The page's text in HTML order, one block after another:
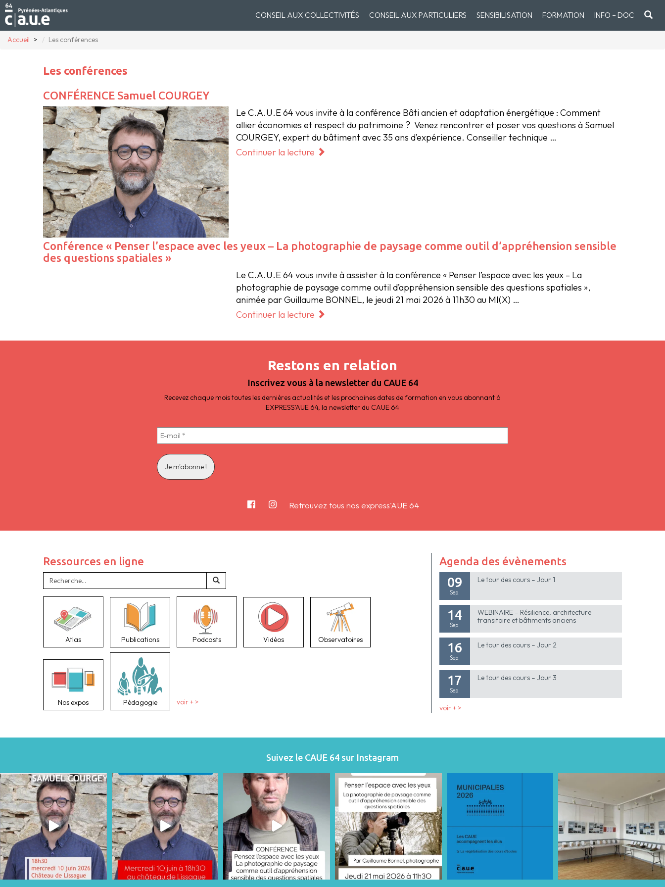
CONSEIL AUX COLLECTIVITÉS CONSEIL AUX PARTICULIERS SENSIBILISATION FORMATION INFO – DOC
Accueil Les conférences
Les conférences
CONFÉRENCE Samuel COURGEY
Le C.A.U.E 64 vous invite à la conférence Bâti ancien et adaptation énergétique : Comment
allier économies et respect du patrimoine ? Venez rencontrer et poser vos questions à Samuel
COURGEY, expert du bâtiment avec 35 ans d’expérience. Conseiller technique …
Continuer la lecture
Conférence « Penser l’espace avec les yeux – La photographie de paysage comme outil d’appréhension sensible
des questions spatiales »
Le C.A.U.E 64 vous invite à assister à la conférence « Penser l’espace avec les yeux – La
photographie de paysage comme outil d’appréhension sensible des questions spatiales »,
animée par Guillaume BONNEL, le jeudi 21 mai 2026 à 11h30 au MI(X) …
Continuer la lecture
Restons en relation
Inscrivez vous à la newsletter du CAUE 64
Recevez chaque mois toutes les dernières actualités et les prochaines dates de formation en vous abonnant à
EXPRESS'AUE 64, la newsletter du CAUE 64
Retrouvez tous nos express'AUE 64
Ressources en ligne
Atlas Publications Podcasts Vidéos Observatoires
Nos expos Pédagogie voir + >
Agenda des évènements
09
Sep.
Le tour des cours – Jour 1
14
Sep.
WEBINAIRE – Résilience, architecture
transitoire et bâtiments anciens
16
Sep.
Le tour des cours – Jour 2
17
Sep.
Le tour des cours – Jour 3
voir + >
Suivez le CAUE 64 sur Instagram